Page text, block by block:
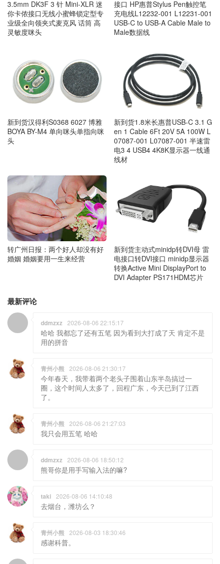
3.5mm DK3F 3 针 Mini-XLR 迷
你卡侬接口无线小蜜蜂锁定型专
业级全向领夹式麦克风 话筒 高
灵敏度咪头
接口 HP惠普Stylus Pen触控笔
充电线L12232-001 L12231-001
USB-C to USB-A Cable Male to
Male数据线
新到货汉得利S0368 6027 博雅
BOYA BY-M4 单向咪头单指向咪
头
新到货1.8米长惠普USB-C 3.1 G
en 1 Cable 6Ft 20V 5A 100W L
07087-001 L07087-001 半速雷
电3 4 USB4 4K8K显示器一线通
线材
转广州日报：两个好人却没有好
婚姻 婚姻要用一生来经营
新到货主动式minidp转DVI母 雷
电接口转DVI接口 minidp显示器
转换Active Mini DisplayPort to
DVI Adapter PS171HDM芯片
最新评论
ddmzxz 2026-08-06 22:15:17
哈哈 我都忘了还有五笔 因为看到大打成了天 肯定不是
用的拼音
青州小熊 2026-08-06 21:30:17
今年春天，我带着两个老头子围着山东半岛搞过一
圈，这个时间人太多了，回程广东，今天已到了江西
了。
青州小熊 2026-08-06 21:27:03
我只会用五笔 哈哈
ddmzxz 2026-08-06 18:50:12
熊哥你是用手写输入法的嘛?
taki 2026-08-06 14:10:48
去烟台，潍坊么？
青州小熊 2026-08-03 18:30:46
感谢科普。